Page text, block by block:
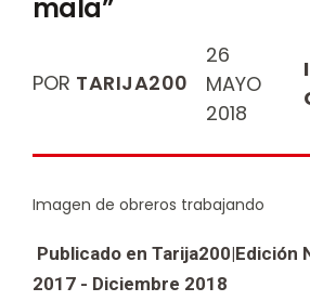
mala”
POR TARIJA200
26
MAYO
2018
Imagen de obreros trabajando
Publicado en Tarija200|Edición
2017 - Diciembre 2018